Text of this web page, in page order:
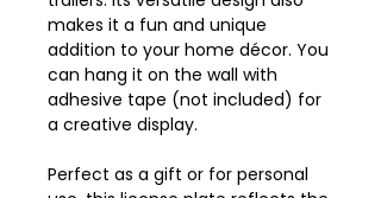
makes it a fun and unique
addition to your home décor. You
can hang it on the wall with
adhesive tape (not included) for
a creative display.
Perfect as a gift or for personal